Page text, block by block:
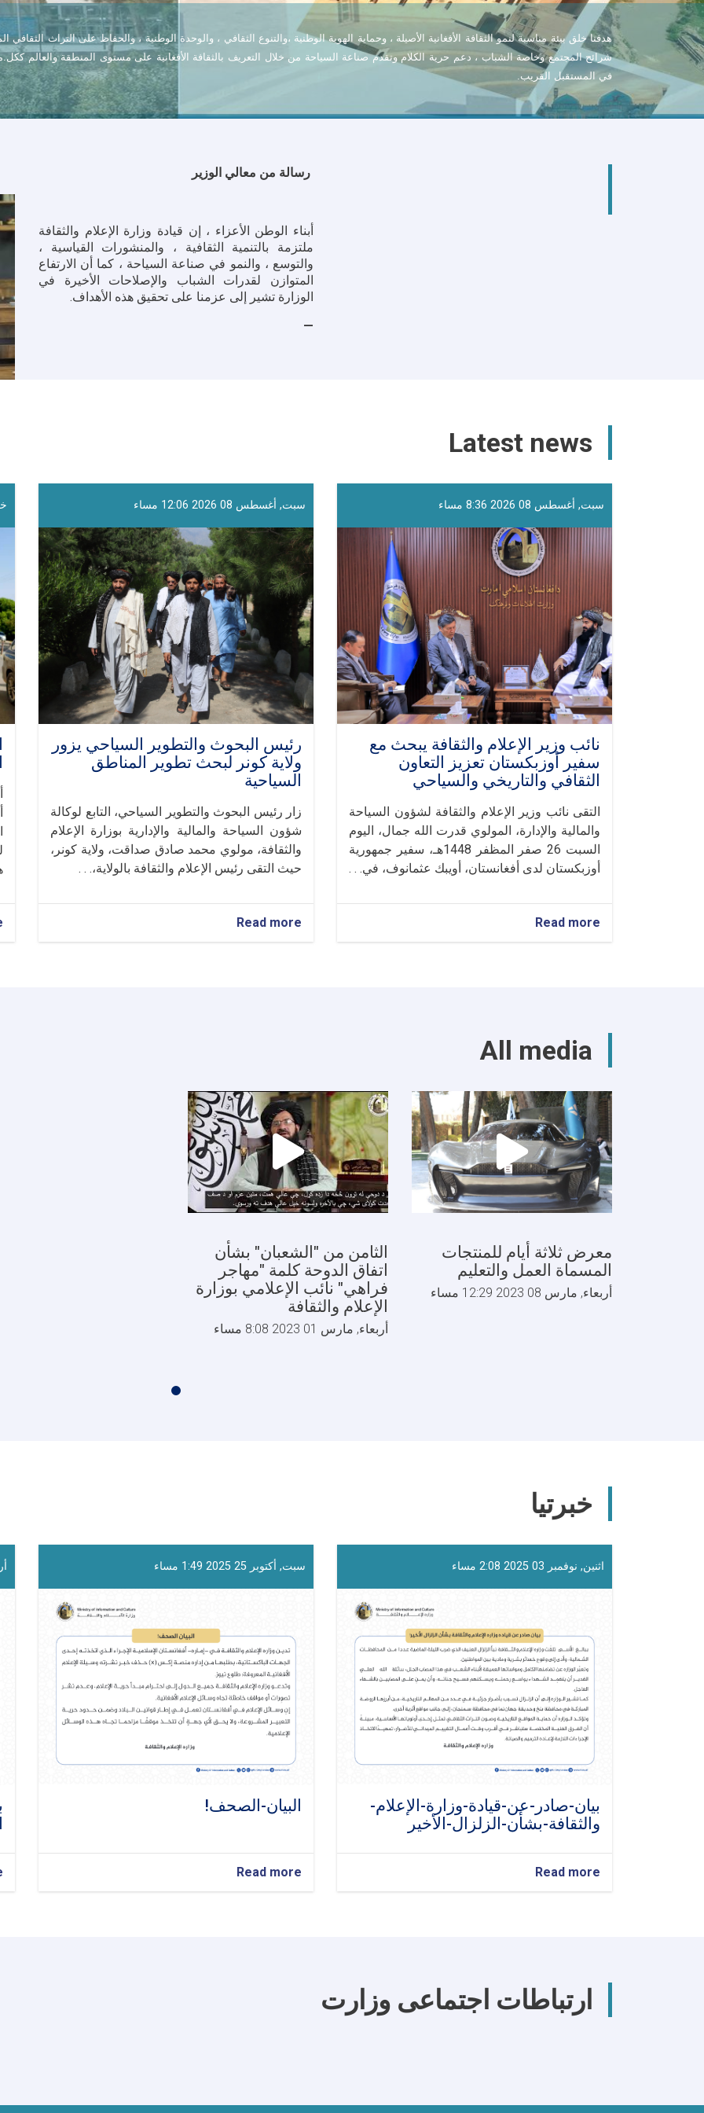
هدفنا خلق بيئة مناسبة لنمو الثقافة الأفغانية الأصيلة ، وحماية الهوية الوطنية ،والتنوع الثقافي ، والوحدة الوطنية ، والحفاظ على التراث الثقافي
شرائح المجتمع وخاصة الشباب ، دعم حرية الكلام وتقدم صناعة السياحة من خلال التعريف بالثقافة الأفغانية على مستوى المنطقة والعالم ككل.
في
المستقبل القريب.
رسالة من معالي الوزير
أبناء الوطن الأعزاء ، إن قيادة وزارة الإعلام والثقافة
ملتزمة بالتنمية الثقافية ، والمنشورات القياسية ،
والتوسع ، والنمو في صناعة السياحة ، كما أن الارتفاع
المتوازن لقدرات الشباب والإصلاحات الأخيرة في
الوزارة تشير إلى عزمنا على تحقيق هذه الأهداف.
Latest news
سبت, أغسطس 08 2026 8:36 مساء
نائب وزير الإعلام والثقافة يبحث مع
سفير أوزبكستان تعزيز التعاون
الثقافي والتاريخي والسياحي
التقى نائب وزير الإعلام والثقافة لشؤون السياحة
والمالية والإدارة، المولوي قدرت الله جمال، اليوم
السبت 26 صفر المظفر 1448هـ، سفير جمهورية
أوزبكستان لدى أفغانستان، أويبك عثمانوف، في. . .
Read more
أوزبكستان
تعزيز
الثقافي
والتاريخي
والسياحي
سبت, أغسطس 08 2026 12:06 مساء
رئيس البحوث والتطوير السياحي يزور
ولاية كونر لبحث تطوير المناطق
السياحية
زار رئيس البحوث والتطوير السياحي، التابع لوكالة
شؤون السياحة والمالية والإدارية بوزارة الإعلام
والثقافة، مولوي محمد صادق صداقت، ولاية كونر،
حيث التقى رئيس الإعلام والثقافة بالولاية،. . .
Read more
السياحية
All media
معرض ثلاثة أيام للمنتجات
المسماة العمل والتعليم
أربعاء, مارس 08 2023 12:29 مساء
الثامن من "الشعبان" بشأن
اتفاق الدوحة كلمة "مهاجر
فراهي" نائب الإعلامي بوزارة
الإعلام والثقافة
أربعاء, مارس 01 2023 8:08 مساء
خبرتیا
اثنين, نوفمبر 03 2025 2:08 مساء
بيان-صادر-عن-قيادة-وزارة-الإعلام-
والثقافة-بشأن-الزلزال-الأخير
Read more
بشأن-
الزلزال-
سبت, أكتوبر 25 2025 1:49 مساء
البيان-الصحف!
Read more
ارتباطات اجتماعی وزارت